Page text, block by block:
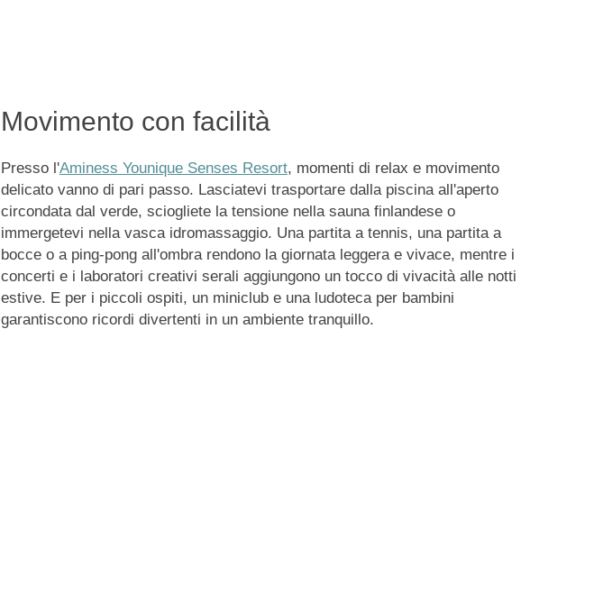
Movimento con facilità
Presso l'Aminess Younique Senses Resort, momenti di relax e movimento
delicato vanno di pari passo. Lasciatevi trasportare dalla piscina all'aperto
circondata dal verde, sciogliete la tensione nella sauna finlandese o
immergetevi nella vasca idromassaggio. Una partita a tennis, una partita a
bocce o a ping-pong all'ombra rendono la giornata leggera e vivace, mentre i
concerti e i laboratori creativi serali aggiungono un tocco di vivacità alle notti
estive. E per i piccoli ospiti, un miniclub e una ludoteca per bambini
garantiscono ricordi divertenti in un ambiente tranquillo.